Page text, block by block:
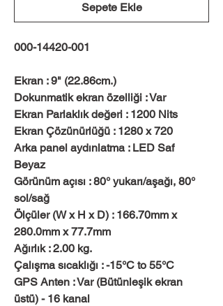
Sepete Ekle
000-14420-001
Ekran : 9" (22.86cm.)
Dokunmatik ekran özelliği : Var
Ekran Parlaklık değeri : 1200 Nits
Ekran Çözünürlüğü : 1280 x 720
Arka panel aydınlatma : LED Saf
Beyaz
Görünüm açısı : 80° yukarı/aşağı, 80°
sol/sağ
Ölçüler (W x H x D) : 166.70mm x
280.0mm x 77.7mm
Ağırlık : 2.00 kg.
Çalışma sıcaklığı : -15°C to 55°C
GPS Anten : Var (Bütünleşik ekran
üstü) - 16 kanal